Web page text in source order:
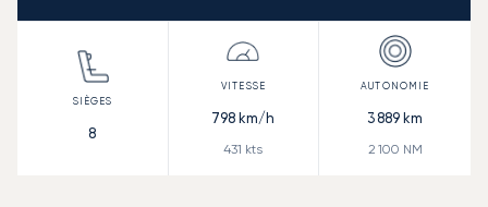
8
798 km/h
431 kts
3 889 km
2 100 NM